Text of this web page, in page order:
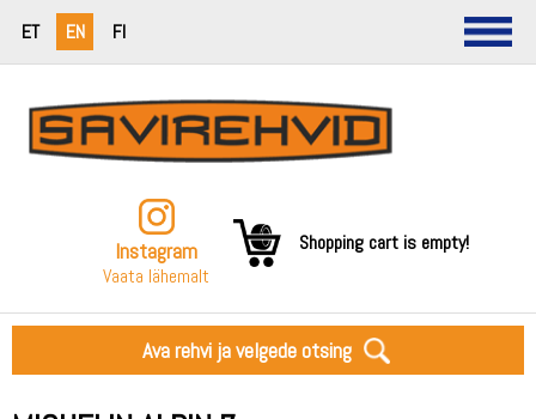
ET EN FI
Instagram
Vaata lähemalt
Shopping cart is empty!
Ava rehvi ja velgede otsing